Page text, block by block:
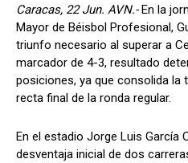
Caracas, 22 Jun. AVN.-En la
Mayor de Béisbol Profesional,
triunfo necesario al superar a
marcador de 4-3, resultado
posiciones, ya que consolida la
recta final de la ronda regular.
En el estadio Jorge Luis García
desventaja inicial de dos